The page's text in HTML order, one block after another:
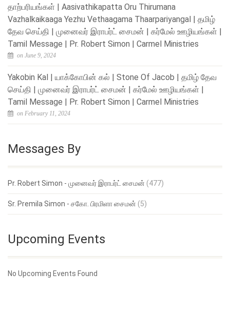
தாற்பரியங்கள் | Aasivathikapatta Oru Thirumana
Vazhalkaikaaga Yezhu Vethaagama Thaarpariyangal | தமிழ்
தேவ செய்தி | முனைவர் இராபர்ட் சைமன் | கர்மேல் ஊழியங்கள் |
Tamil Message | Pr. Robert Simon | Carmel Ministries
on June 9, 2024
Yakobin Kal | யாக்கோபின் கல் | Stone Of Jacob | தமிழ் தேவ
செய்தி | முனைவர் இராபர்ட் சைமன் | கர்மேல் ஊழியங்கள் |
Tamil Message | Pr. Robert Simon | Carmel Ministries
on February 11, 2024
Messages By
Pr. Robert Simon - முனைவர் இராபர்ட் சைமன் (477)
Sr. Premila Simon - சகோ. பிரமிளா சைமன் (5)
Upcoming Events
No Upcoming Events Found